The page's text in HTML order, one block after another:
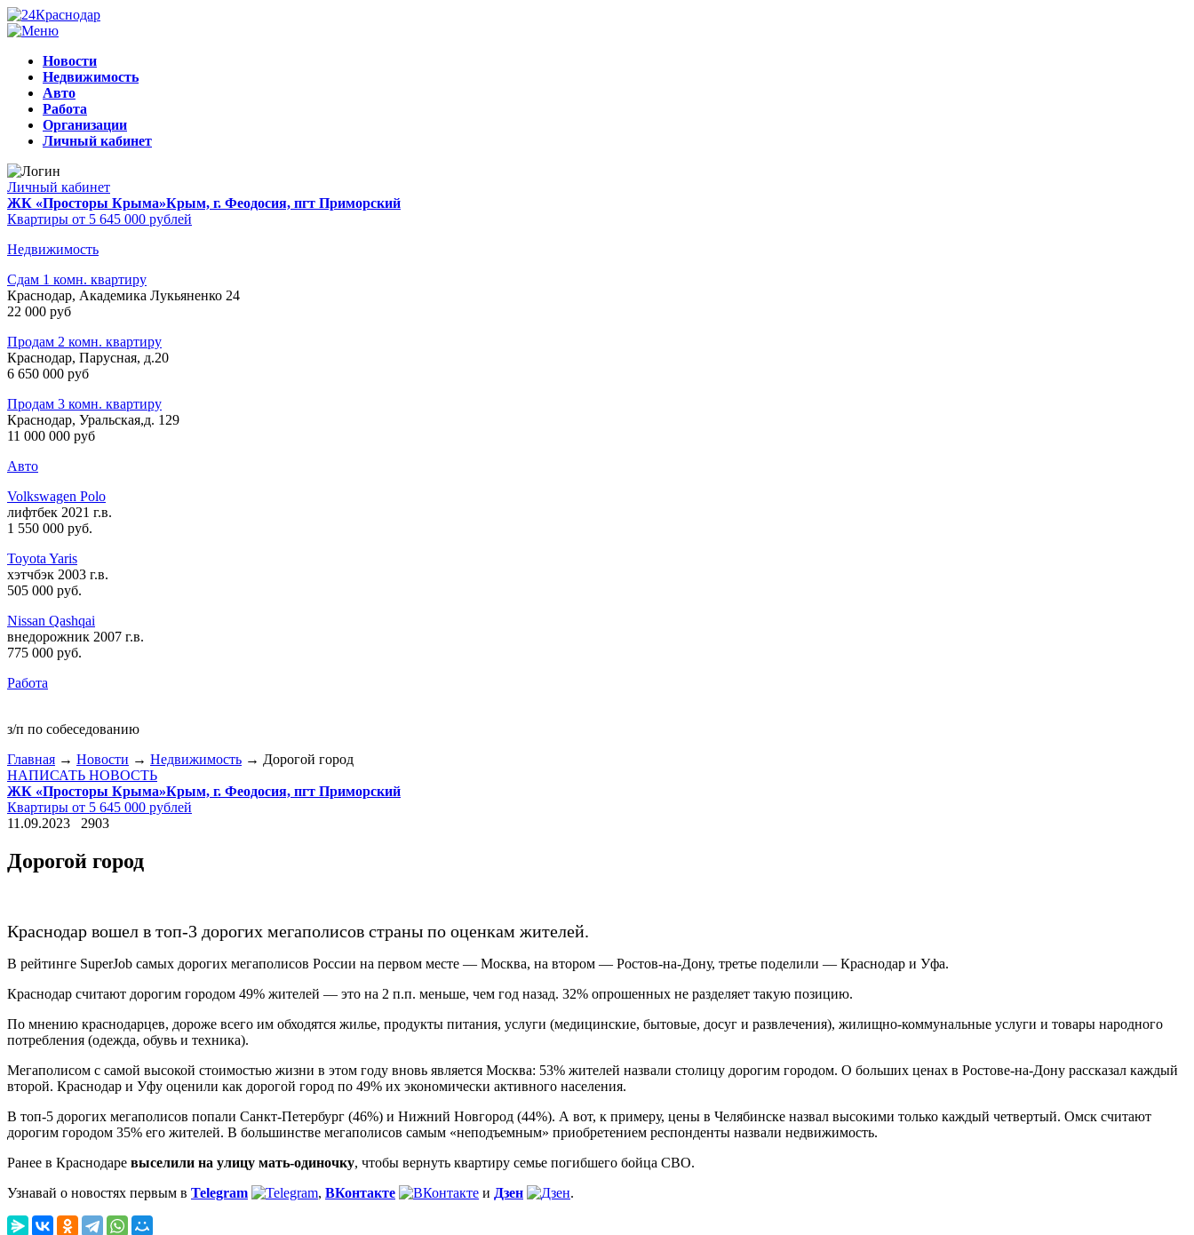
Новости
Недвижимость
Авто
Работа
Организации
Личный кабинет
Личный кабинет
ЖК «Просторы Крыма»Крым, г. Феодосия, пгт Приморский
Квартиры от 5 645 000 рублей
Недвижимость
Сдам 1 комн. квартиру
Краснодар, Академика Лукьяненко 24
22 000 руб
Продам 2 комн. квартиру
Краснодар, Парусная, д.20
6 650 000 руб
Продам 3 комн. квартиру
Краснодар, Уральская,д. 129
11 000 000 руб
Авто
Volkswagen Polo
лифтбек 2021 г.в.
1 550 000 руб.
Toyota Yaris
хэтчбэк 2003 г.в.
505 000 руб.
Nissan Qashqai
внедорожник 2007 г.в.
775 000 руб.
Работа
з/п по собеседованию
Главная → Новости → Недвижимость → Дорогой город
НАПИСАТЬ НОВОСТЬ
ЖК «Просторы Крыма»Крым, г. Феодосия, пгт Приморский
Квартиры от 5 645 000 рублей
11.09.2023
2903
Дорогой город
Краснодар вошел в топ-3 дорогих мегаполисов страны по оценкам жителей.
В рейтинге SuperJob самых дорогих мегаполисов России на первом месте — Москва, на втором — Ростов-на-Дону, третье поделили — Краснодар и Уфа.
Краснодар считают дорогим городом 49% жителей — это на 2 п.п. меньше, чем год назад. 32% опрошенных не разделяет такую позицию.
По мнению краснодарцев, дороже всего им обходятся жилье, продукты питания, услуги (медицинские, бытовые, досуг и развлечения), жилищно-коммунальные услуги и товары народного
потребления (одежда, обувь и техника).
Мегаполисом с самой высокой стоимостью жизни в этом году вновь является Москва: 53% жителей назвали столицу дорогим городом. О больших ценах в Ростове-на-Дону рассказал каждый
второй. Краснодар и Уфу оценили как дорогой город по 49% их экономически активного населения.
В топ-5 дорогих мегаполисов попали Санкт-Петербург (46%) и Нижний Новгород (44%). А вот, к примеру, цены в Челябинске назвал высокими только каждый четвертый. Омск считают
дорогим городом 35% его жителей. В большинстве мегаполисов самым «неподъемным» приобретением респонденты назвали недвижимость.
Ранее в Краснодаре выселили на улицу мать-одиночку, чтобы вернуть квартиру семье погибшего бойца СВО.
Узнавай о новостях первым в Telegram , ВКонтакте и Дзен .